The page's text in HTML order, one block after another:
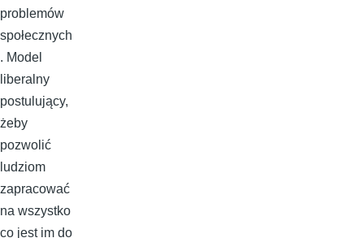
problemów
społecznych
. Model
liberalny
postulujący,
żeby
pozwolić
ludziom
zapracować
na wszystko
co jest im do